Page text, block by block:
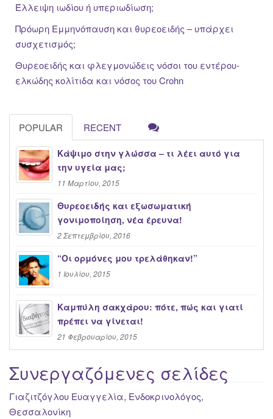
Έλλειψη ιωδίου ή υπεριωδίωση;
Πρόωρη Εμμηνόπαυση και θυρεοειδής – υπάρχει
συσχετισμός;
Θυρεοειδής και φλεγμονώδεις νόσοι του εντέρου-
ελκώδης κολίτιδα και νόσος του Crohn
POPULAR RECENT
Κάψιμο στην γλώσσα – τι λέει αυτό για
την υγεία μας;
11 Μαρτίου, 2015
Θυρεοειδής και εξωσωματική
γονιμοποίηση, νέα έρευνα!
2 Σεπτεμβρίου, 2016
“Oι ορμόνες μου τρελάθηκαν!”
1 Ιουλίου, 2015
Καμπύλη σακχάρου: πότε, πώς και γιατί
πρέπει να γίνεται!
21 Φεβρουαρίου, 2015
Συνεργαζόμενες σελίδες
Γιαζιτζόγλου Ευαγγελία, Ενδοκρινολόγος,
Θεσσαλονίκη